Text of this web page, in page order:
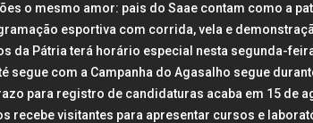
o mesmo amor: pais do Saae contam como a
esportiva com corrida, vela e
da Pátria terá horário especial nesta segunda-
segue com a Campanha do Agasalho segue
para registro de candidaturas acaba em 15 de
recebe visitantes para apresentar cursos e